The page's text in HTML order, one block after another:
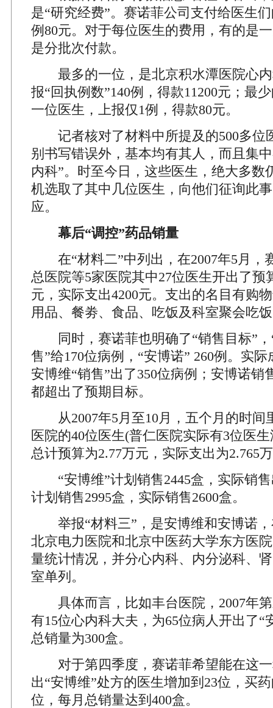
是“研究经费”。赛诺菲公司支付给医生
例80元。对于每位医生的费用，有的是
是分批次付款。
最多的一位，是北京积水潭医院心内
报“回执例数”140例，得款11200元；最
一位医生，上报仅1例，得款80元。
记者核对了材料中所提及的500多位
别书写错误外，基本均有其人，而且集
内科”。时至今日，这些医生，绝大多数
机选取了其中几位医生，向他们征询此
应。
幕后“调控”药品销量
在“材料二”中列出，在2007年5月，
总医院等5家医院其中27位医生开出了预
元，实际支出4200元。支出的名目有购
用品、餐劵、食品、吃饭及科室聚会吃
同时，赛诺菲也明确了“销售目标”，
售”给170位病例，“安博诺” 260例。实
安博维“销售”出了350位病例；安博诺销
都超出了预期目标。
从2007年5月至10月，五个月的时间
医院的40位医生(普仁医院实际有3位医
总计预算为2.77万元，实际支出为2.765
“安博维”计划销售2445盒，实际销售
计划销售2995盒，实际销售2600盒。
举报“材料三”，是安博维和安博诺，
北京电力医院和北京中医药大学东方医
量统计情况，并分心内科、内分泌科、
室单列。
具体而言，比如丰台医院，2007年第
有15位心内科大夫，为65位病人开出了“
总销量为300盒。
对于第四季度，赛诺菲希望能在这一
出“安博维”处方的医生增加到23位，买
位，每月总销量达到400盒。